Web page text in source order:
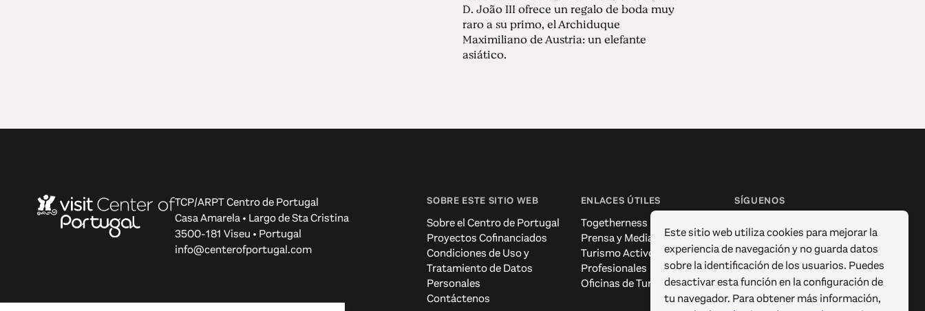
D. João III ofrece un regalo de boda muy
raro a su primo, el Archiduque
Maximiliano de Austria: un elefante
asiático.
TCP/ARPT Centro de Portugal
Casa Amarela • Largo de Sta Cristina
3500-181 Viseu • Portugal
info@centerofportugal.com
SOBRE ESTE SITIO WEB
Sobre el Centro de Portugal
Proyectos Cofinanciados
Condiciones de Uso y
Tratamiento de Datos
Personales
Contáctenos
ENLACES ÚTILES
Togetherness
Prensa y Media
Turismo Activo
Profesionales
Oficinas de Turismo
SÍGUENOS
Instagram
X / Twitter
Pinterest
YouTube
Este sitio web utiliza cookies para mejorar la
experiencia de navegación y no guarda datos
sobre la identificación de los usuarios. Puedes
desactivar esta función en la configuración de
tu navegador. Para obtener más información,